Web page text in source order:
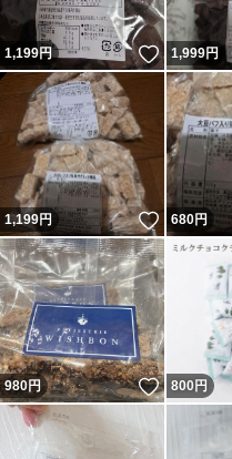
1,199円 いいね！
1,999円
1,199円 いいね！
680円
980円 いいね！
800 円